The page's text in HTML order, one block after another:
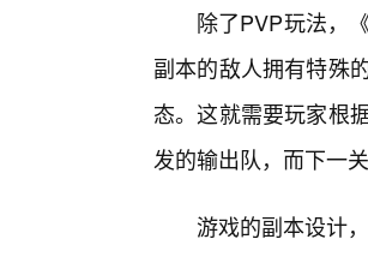
除了PVP玩法，
副本的敌人拥有特殊
态。这就需要玩家根
发的输出队，而下一
游戏的副本设计